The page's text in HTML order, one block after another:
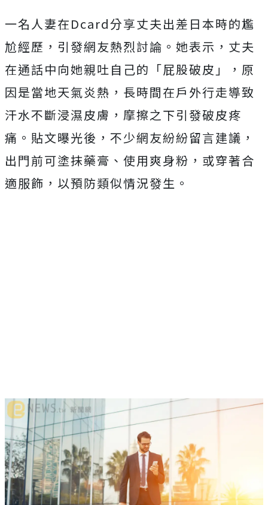
一名人妻在Dcard分享丈夫出差日本時的尷
尬經歷，引發網友熱烈討論。她表示，丈夫
在通話中向她親吐自己的「屁股破皮」，原
因是當地天氣炎熱，長時間在戶外行走導致
汗水不斷浸濕皮膚，摩擦之下引發破皮疼
痛。 貼文曝光後，不少網友紛紛留言建議，
出門前可塗抹藥膏、使用爽身粉，或穿著合
適服飾，以預防類似情況發生。